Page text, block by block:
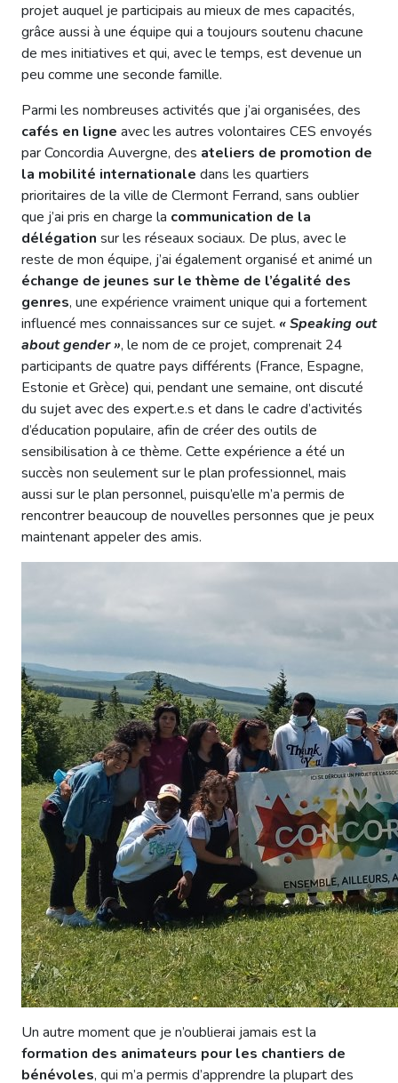
projet auquel je participais au mieux de mes capacités,
grâce aussi à une équipe qui a toujours soutenu chacune
de mes initiatives et qui, avec le temps, est devenue un
peu comme une seconde famille.
Parmi les nombreuses activités que j’ai organisées, des
cafés en ligne avec les autres volontaires CES envoyés
par Concordia Auvergne, des ateliers de promotion de
la mobilité internationale dans les quartiers
prioritaires de la ville de Clermont Ferrand, sans oublier
que j’ai pris en charge la communication de la
délégation sur les réseaux sociaux. De plus, avec le
reste de mon équipe, j’ai également organisé et animé un
échange de jeunes sur le thème de l’égalité des
genres, une expérience vraiment unique qui a fortement
influencé mes connaissances sur ce sujet. « Speaking out
about gender », le nom de ce projet, comprenait 24
participants de quatre pays différents (France, Espagne,
Estonie et Grèce) qui, pendant une semaine, ont discuté
du sujet avec des expert.e.s et dans le cadre d’activités
d’éducation populaire, afin de créer des outils de
sensibilisation à ce thème. Cette expérience a été un
succès non seulement sur le plan professionnel, mais
aussi sur le plan personnel, puisqu’elle m’a permis de
rencontrer beaucoup de nouvelles personnes que je peux
maintenant appeler des amis.
Un autre moment que je n’oublierai jamais est la
formation des animateurs pour les chantiers de
bénévoles, qui m’a permis d’apprendre la plupart des